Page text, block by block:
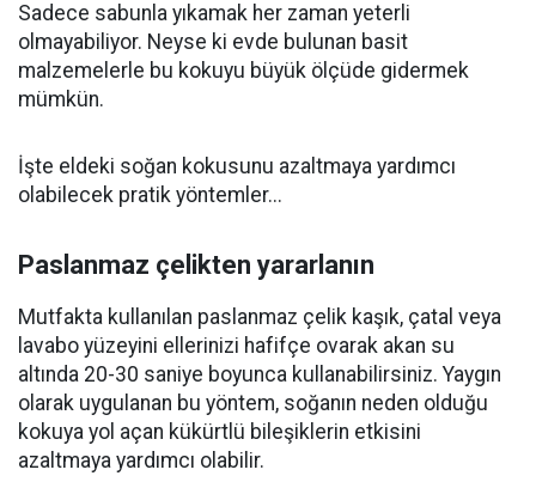
Sadece sabunla yıkamak her zaman yeterli
olmayabiliyor. Neyse ki evde bulunan basit
malzemelerle bu kokuyu büyük ölçüde gidermek
mümkün.
İşte eldeki soğan kokusunu azaltmaya yardımcı
olabilecek pratik yöntemler...
Paslanmaz çelikten yararlanın
Mutfakta kullanılan paslanmaz çelik kaşık, çatal veya
lavabo yüzeyini ellerinizi hafifçe ovarak akan su
altında 20-30 saniye boyunca kullanabilirsiniz. Yaygın
olarak uygulanan bu yöntem, soğanın neden olduğu
kokuya yol açan kükürtlü bileşiklerin etkisini
azaltmaya yardımcı olabilir.